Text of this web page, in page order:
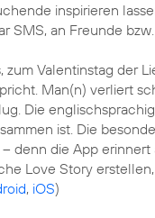
inspirieren
SMS, an Freunde
zum Valentinstag der
Man(n) verliert
Die
ist. Die
denn die App
Love Story
, iOS)